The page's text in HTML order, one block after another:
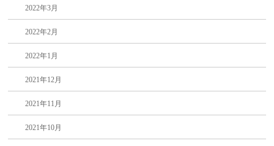
2022年3月
2022年2月
2022年1月
2021年12月
2021年11月
2021年10月